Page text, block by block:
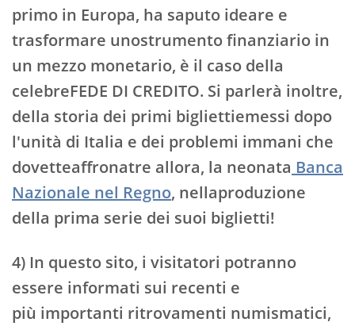
primo in Europa, ha saputo ideare e
trasformare unostrumento finanziario in
un mezzo monetario, è il caso della
celebreFEDE DI CREDITO. Si parlerà inoltre,
della storia dei primi bigliettiemessi dopo
l'unità di Italia e dei problemi immani che
dovetteaffronatre allora, la neonata Banca
Nazionale nel Regno, nellaproduzione
della prima serie dei suoi biglietti!
4) In questo sito, i visitatori potranno
essere informati sui recenti e
più importanti ritrovamenti numismatici,